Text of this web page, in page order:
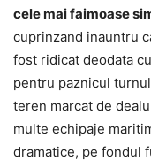
cele mai faimoase
cuprinzand inauntru
fost ridicat deodata
pentru paznicul
teren marcat de
multe echipaje
dramatice, pe fondul